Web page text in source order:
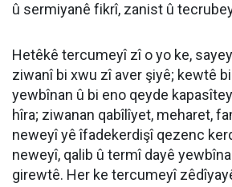
û sermiyanê fikrî, zanist û
Hetêkê tercumeyî zî o yo ke,
ziwanî bi xwu zî aver şiyê; kewtê
yewbînan û bi eno qeyde
hîra; ziwanan qabîlîyet, meharet,
neweyî yê îfadekerdişî qezenc
neweyî, qalib û termî dayê
girewtê. Her ke tercumeyî